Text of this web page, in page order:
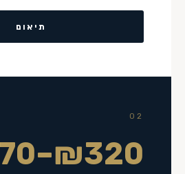
תיאום
02
₪320–370